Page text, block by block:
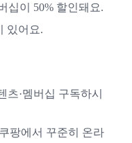
십이 50% 할인돼요.
있어요.
츠·멤버십 구독하시
팡에서 꾸준히 온라